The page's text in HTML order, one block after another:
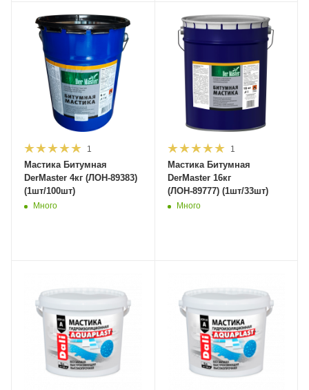
1
Мастика Битумная
DerMaster 4кг (ЛОН-89383)
(1шт/100шт)
Много
1
Мастика Битумная
DerMaster 16кг
(ЛОН-89777) (1шт/33шт)
Много